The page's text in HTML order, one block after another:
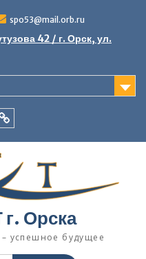
spo53@mail.orb.ru
42 / г. Орск, ул.
Орска
успешное будущее